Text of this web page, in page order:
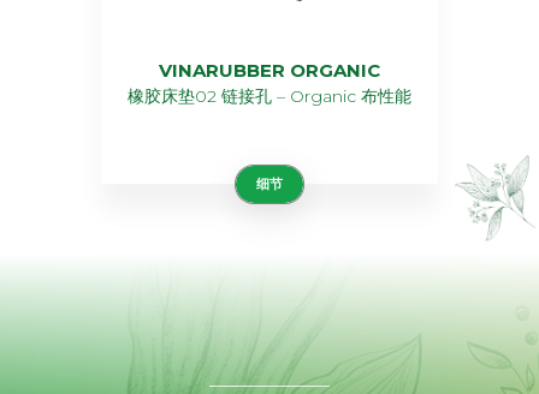
VINARUBBER ORGANIC
橡胶床垫02 链接孔 – Organic 布性能
细节